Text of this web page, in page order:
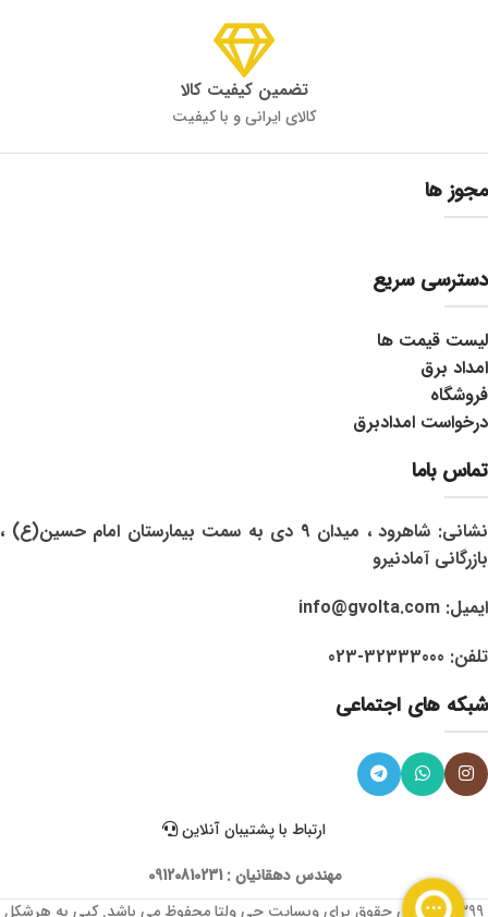
تضمین کیفیت کالا
کالای ایرانی و با کیفیت
مجوز ها
دسترسی سریع
لیست قیمت ها
امداد برق
فروشگاه
درخواست امدادبرق
تماس باما
نشانی: شاهرود ، میدان 9 دی به سمت بیمارستان امام حسین(ع) ،
بازرگانی آمادنیرو
ایمیل: info@gvolta.com
تلفن: 32333000-023
شبکه های اجتماعی
ارتباط با پشتیبان آنلاین
مهندس دهقانیان : 09120810231
1399 © تمامی حقوق برای وبسایت جی ولتا محفوظ می باشد. کپی به هرشکل